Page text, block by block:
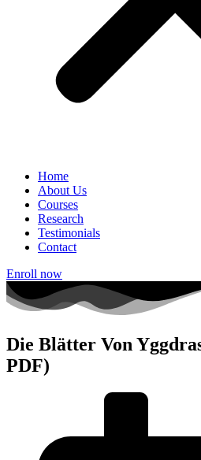
Home
About Us
Courses
Research
Testimonials
Contact
Enroll now
Die Blätter Von
PDF)